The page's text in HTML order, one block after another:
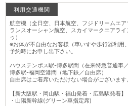
利用交通機関
航空機（全日空、日本航空、フジドリームエ
ランスオーシャン航空、スカイマークエアラ
ゥ）
※お体が不自由なお客様（車いすや歩行器利用
予約時にお申し出下さい。
ハウステンボス駅-博多駅間（在来特急普通車／
博多駅-福岡空港間（地下鉄／自由席）
自由席はご着席いただけない場合がございます。
【新大阪駅・岡山駅・福山発着・広島駅発着】
・山陽新幹線(グリーン車指定席)